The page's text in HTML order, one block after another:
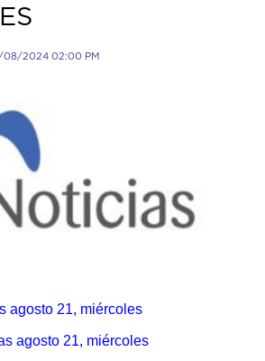
08/2024 02:00 PM
agosto 21, miércoles
agosto 21, miércoles